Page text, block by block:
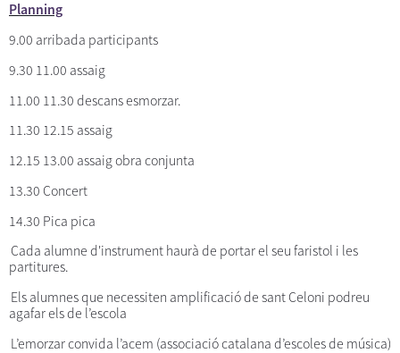
Planning
9.00 arribada participants
9.30 11.00 assaig
11.00 11.30 descans esmorzar.
11.30 12.15 assaig
12.15 13.00 assaig obra conjunta
13.30 Concert
14.30 Pica pica
Cada alumne d'instrument haurà de portar el seu faristol i les
partitures.
Els alumnes que necessiten amplificació de sant Celoni podreu
agafar els de l’escola
L’emorzar convida l’acem (associació catalana d’escoles de música)